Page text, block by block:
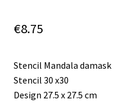
€8.75
Stencil Mandala damask
Stencil 30 x30
Design 27.5 x 27.5 cm